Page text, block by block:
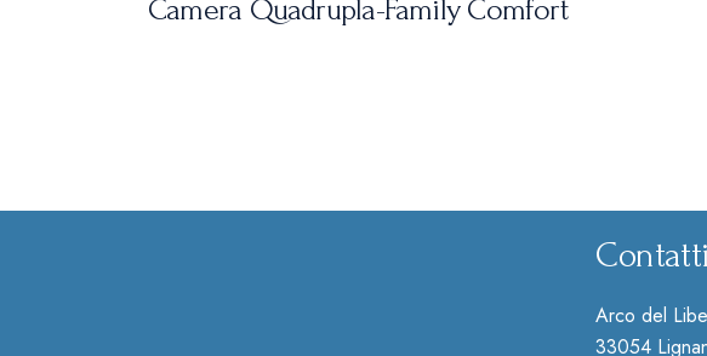
Camera Quadrupla-Family Comfort
Contatti
Arco del
33054